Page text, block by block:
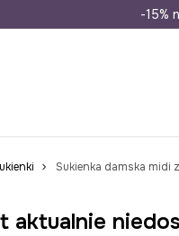
Wysyłka
-15%
Sukienka damska midi
aktualnie